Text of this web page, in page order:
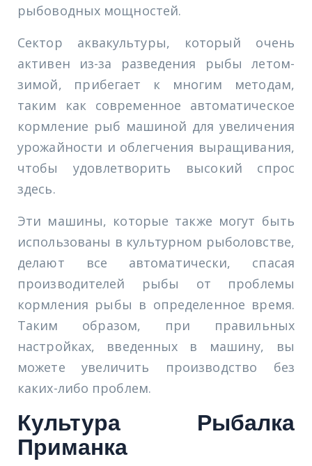
рыбоводных мощностей.
Сектор аквакультуры, который очень
активен из-за разведения рыбы летом-
зимой, прибегает к многим методам,
таким как современное автоматическое
кормление рыб машиной для увеличения
урожайности и облегчения выращивания,
чтобы удовлетворить высокий спрос
здесь.
Эти машины, которые также могут быть
использованы в культурном рыболовстве,
делают все автоматически, спасая
производителей рыбы от проблемы
кормления рыбы в определенное время.
Таким образом, при правильных
настройках, введенных в машину, вы
можете увеличить производство без
каких-либо проблем.
Культура Рыбалка
Приманка